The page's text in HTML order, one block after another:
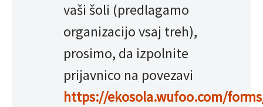
vaši šoli (predlagamo
organizacijo vsaj treh),
prosimo, da izpolnite
prijavnico na povezavi
https://ekosola.wufoo.com/